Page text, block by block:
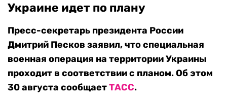
Украине идет по плану
Пресс-секретарь президента России
Дмитрий Песков заявил, что специальная
военная операция на территории Украины
проходит в соответствии с планом. Об этом
30 августа сообщаетТАСС.